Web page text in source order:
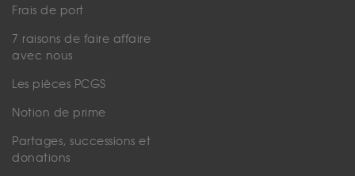
Frais de port
7 raisons de faire affaire
avec nous
Les pièces PCGS
Notion de prime
Partages, successions et
donations